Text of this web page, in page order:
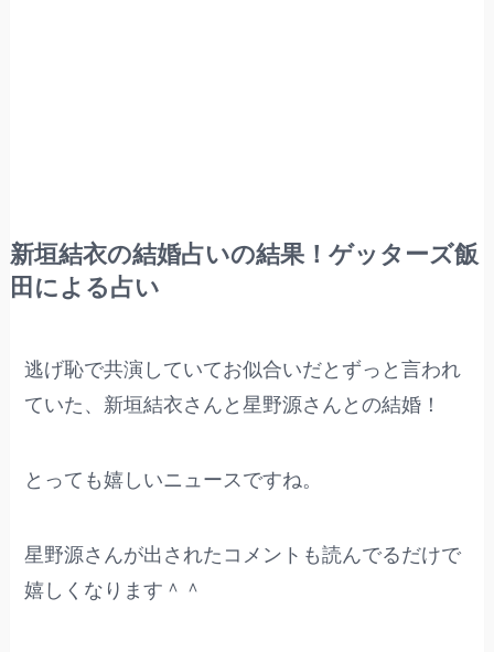
新垣結衣の結婚占いの結果！ゲッターズ飯
田による占い
逃げ恥で共演していてお似合いだとずっと言われ
ていた、新垣結衣さんと星野源さんとの結婚！
とっても嬉しいニュースですね。
星野源さんが出されたコメントも読んでるだけで
嬉しくなります＾＾